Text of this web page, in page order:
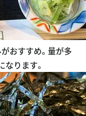
おすすめ。量が多
ります。